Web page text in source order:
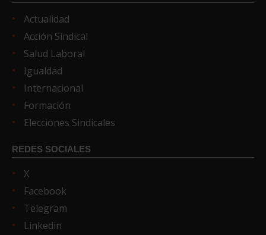
Actualidad
Acción Sindical
Salud Laboral
Igualdad
Internacional
Formación
Elecciones Sindicales
REDES SOCIALES
X
Facebook
Telegram
Linkedin